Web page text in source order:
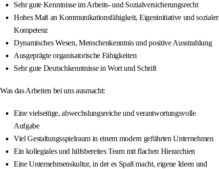
Sehr gute Kenntnisse im Arbeits- und Sozialversicherungsrecht
Hohes Maß an Kommunikationsfähigkeit, Eigeninitiative und sozialer
Kompetenz
Dynamisches Wesen, Menschenkenntnis und positive Ausstrahlung
Ausgeprägte organisatorische Fähigkeiten
Sehr gute Deutschkenntnisse in Wort und Schrift
Was das Arbeiten bei uns ausmacht:
Eine vielseitige, abwechslungsreiche und verantwortungsvolle
Aufgabe
Viel Gestaltungsspielraum in einem modern geführten Unternehmen
Ein kollegiales und hilfsbereites Team mit flachen Hierarchien
Eine Unternehmenskultur, in der es Spaß macht, eigene Ideen und